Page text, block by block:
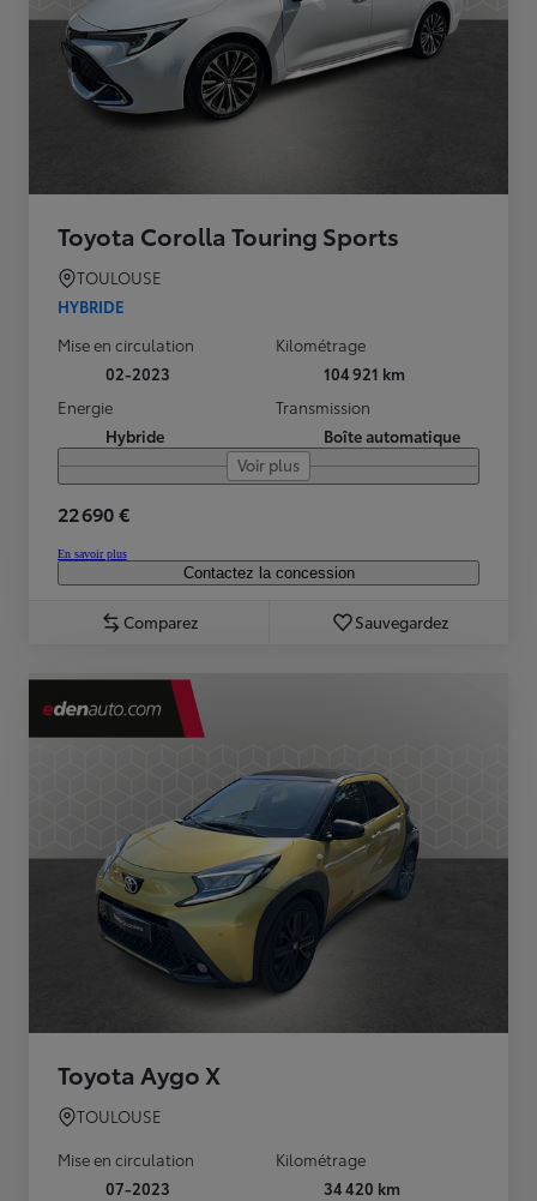
Toyota Corolla Touring Sports
TOULOUSE
HYBRIDE
Mise en circulation
02-2023
Kilométrage
104 921 km
Energie
Hybride
Transmission
Boîte automatique
Voir plus
22 690 €
En savoir plus
Contactez la concession
Comparez Sauvegardez
Toyota Aygo X
TOULOUSE
Mise en circulation
07-2023
Kilométrage
34 420 km